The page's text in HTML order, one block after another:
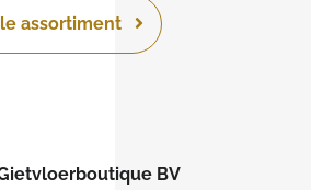
assortiment
Gietvloerboutique BV